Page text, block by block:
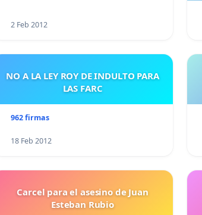
2 Feb 2012
NO A LA LEY ROY DE INDULTO PARA
LAS FARC
962 firmas
18 Feb 2012
Carcel para el asesino de Juan
Esteban Rubio